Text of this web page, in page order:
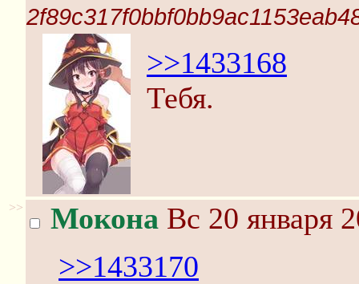
>>1433168
Тебя.
>> Мокона Вс 20 января
>>1433170